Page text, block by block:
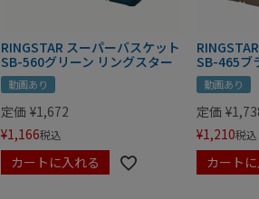
RINGSTAR スーパーバスケット
SB-560グリーン リングスター
動画あり
定価 ¥1,672
¥1,166税込
カートに入れる
SB-465ブ
動画あり
定価 ¥
¥1,210税込
カート